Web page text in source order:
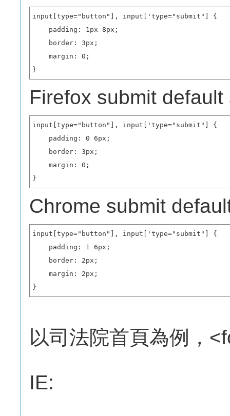
input[type="button"], input['type="submit"] {
    padding: 1px 8px;
    border: 3px;
    margin: 0;
}
Firefox submit default
input[type="button"], input['type="submit"] {
    padding: 0 6px;
    border: 3px;
    margin: 0;
}
Chrome submit
input[type="button"], input['type="submit"] {
    padding: 1 6px;
    border: 2px;
    margin: 2px;
}
以司法院首頁為例，
IE: